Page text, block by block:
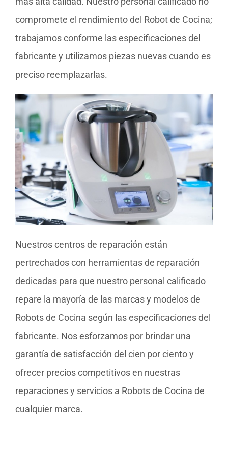
compromete el rendimiento del Robot de Cocina;
trabajamos conforme las especificaciones del
fabricante y utilizamos piezas nuevas cuando es
preciso reemplazarlas.
Nuestros centros de reparación están
pertrechados con herramientas de reparación
dedicadas para que nuestro personal calificado
repare la mayoría de las marcas y modelos de
Robots de Cocina según las especificaciones del
fabricante. Nos esforzamos por brindar una
garantía de satisfacción del cien por ciento y
ofrecer precios competitivos en nuestras
reparaciones y servicios a Robots de Cocina de
cualquier marca.